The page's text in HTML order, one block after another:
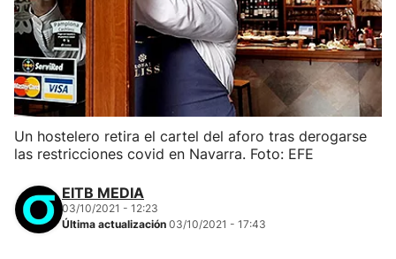
Un hostelero retira el cartel del aforo tras derogarse
las restricciones covid en Navarra. Foto: EFE
EITB MEDIA
03/10/2021 - 12:23
Última actualización 03/10/2021 - 17:43